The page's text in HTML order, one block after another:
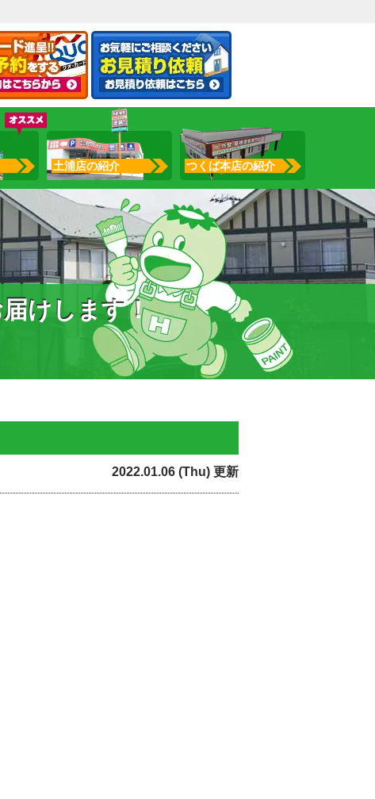
土浦店の紹介 つくば本店の紹介
けします！
2022.01.06 (Thu) 更新